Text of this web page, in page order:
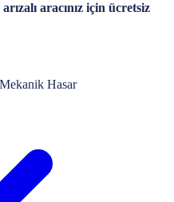
aracınız için ücretsiz
Mekanik Hasar